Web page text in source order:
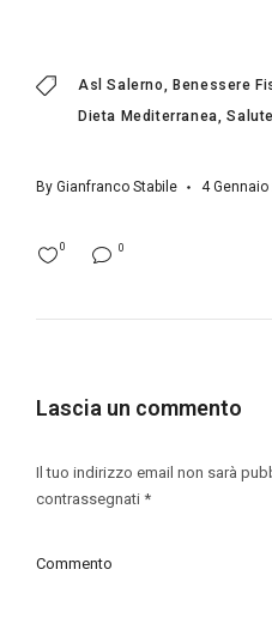
Asl Salerno Benessere
Dieta Mediterranea
By Gianfranco Stabile 4 Gennaio
0
0
Lascia un commento
Il tuo indirizzo email non sarà
contrassegnati *
Commento